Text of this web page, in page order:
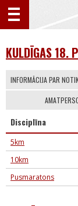
KULDĪGAS 18.
INFORMĀCIJA PAR
Disciplīna
5km
10km
Pusmaratons